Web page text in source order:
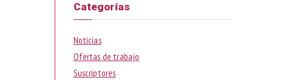
Categorías
Noticias
Ofertas de trabajo
Suscriptores